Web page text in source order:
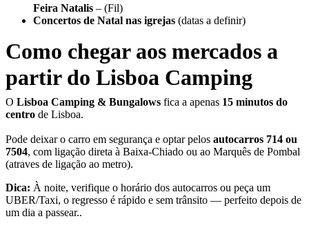
Feira Natalis – (Fil)
Concertos de Natal nas igrejas (datas a definir)
Como chegar aos mercados a
partir do Lisboa Camping
O Lisboa Camping & Bungalows fica a apenas 15 minutos do
centro de Lisboa.
Pode deixar o carro em segurança e optar pelos autocarros 714 ou
7504, com ligação direta à Baixa-Chiado ou ao Marquês de Pombal
(atraves de ligação ao metro).
Dica: À noite, verifique o horário dos autocarros ou peça um
UBER/Taxi, o regresso é rápido e sem trânsito — perfeito depois de
um dia a passear..